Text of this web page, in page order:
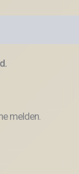
melden.